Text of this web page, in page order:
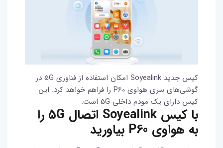
کیس جدید Soyealink امکان استفاده از فناوری 5G در
گوشی‌های سری هواوی P60 را فراهم خواهد کرد. این
کیس دارای یک مودم داخلی 5G است.
با کیس Soyealink اتصال 5G را
به هواوی P60 بیاورید